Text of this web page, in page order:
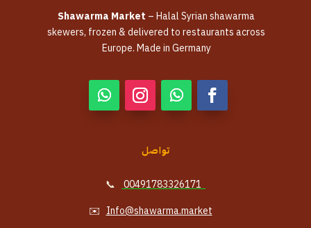
Shawarma Market – Halal Syrian shawarma
skewers, frozen & delivered to restaurants across
Europe. Made in Germany
تواصل
00491783326171
📞
Info@shawarma.market
✉️